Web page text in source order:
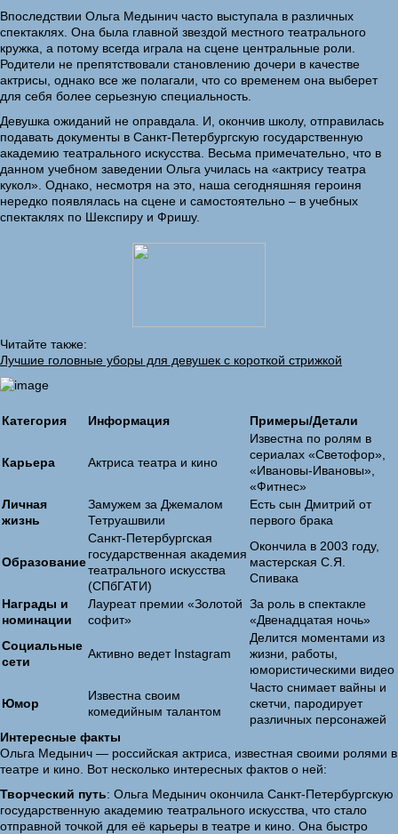
Впоследствии Ольга Медынич часто выступала в различных
спектаклях. Она была главной звездой местного театрального
кружка, а потому всегда играла на сцене центральные роли.
Родители не препятствовали становлению дочери в качестве
актрисы, однако все же полагали, что со временем она выберет
для себя более серьезную специальность.
Девушка ожиданий не оправдала. И, окончив школу, отправилась
подавать документы в Санкт-Петербургскую государственную
академию театрального искусства. Весьма примечательно, что в
данном учебном заведении Ольга училась на «актрису театра
кукол». Однако, несмотря на это, наша сегодняшняя героиня
нередко появлялась на сцене и самостоятельно – в учебных
спектаклях по Шекспиру и Фришу.
Читайте также:
Лучшие головные уборы для девушек с короткой стрижкой
Категория Информация Примеры/Детали
Карьера Актриса театра и кино
Известна по ролям в
сериалах «Светофор»,
«Ивановы-Ивановы»,
«Фитнес»
Личная
жизнь
Замужем за Джемалом
Тетруашвили
Есть сын Дмитрий от
первого брака
Образование
Санкт-Петербургская
государственная академия
театрального искусства
(СПбГАТИ)
Окончила в 2003 году,
мастерская С.Я.
Спивака
Награды и
номинации
Лауреат премии «Золотой
софит»
За роль в спектакле
«Двенадцатая ночь»
Социальные
сети
Активно ведет Instagram
Делится моментами из
жизни, работы,
юмористическими видео
Юмор
Известна своим
комедийным талантом
Часто снимает вайны и
скетчи, пародирует
различных персонажей
Интересные факты
Ольга Медынич — российская актриса, известная своими ролями в
театре и кино. Вот несколько интересных фактов о ней:
Творческий путь: Ольга Медынич окончила Санкт-Петербургскую
государственную академию театрального искусства, что стало
отправной точкой для её карьеры в театре и кино. Она быстро